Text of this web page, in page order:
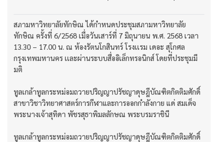
สภามหาวิทยาลัยทักษิณ ได้กำหนดประชุมสภามหาวิทยาลัย
ทักษิณ ครั้งที่ 6/2568 เมื่อวันเสาร์ที่ 7 มิถุนายน พ.ศ. 2568 เวลา
13.30 – 17.00 น. ณ ห้องรัตนโกสินทร์ โรงเเรม เดอะ สุโกศล
กรุงเทพมหานคร เเละผ่านระบบสื่ออิเล็กทรอนิกส์ โดยที่ประชุมมี
มติ
ทูลเกล้าทูลกระหม่อมถวายปริญญาปรัชญาดุษฎีบัณฑิตกิตติมศักดิ์
สาขาวิชาวิทยาศาสตร์การกีฬาและการออกกำลังกาย แด่ สมเด็จ
พระนางเจ้าสุทิดา พัชรสุธาพิมลลักษณ พระบรมราชินี
ทูลเกล้าทูลกระหม่อมถวายปริญญาปรัชญาดุษฎีบัณฑิตกิตติมศักดิ์